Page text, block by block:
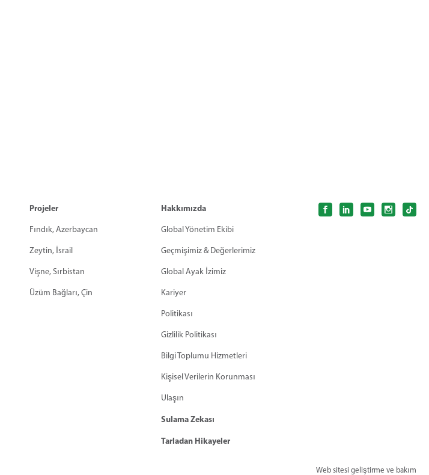
Projeler
Fındık, Azerbaycan
Zeytin, İsrail
Vişne, Sırbistan
Üzüm Bağları, Çin
Hakkımızda
Global Yönetim Ekibi
Geçmişimiz & Değerlerimiz
Global Ayak İzimiz
Kariyer
Politikası
Gizlilik Politikası
Bilgi Toplumu Hizmetleri
Kişisel Verilerin Korunması
Ulaşın
Sulama Zekası
Tarladan Hikayeler
Web sitesi geliştirme ve bakım